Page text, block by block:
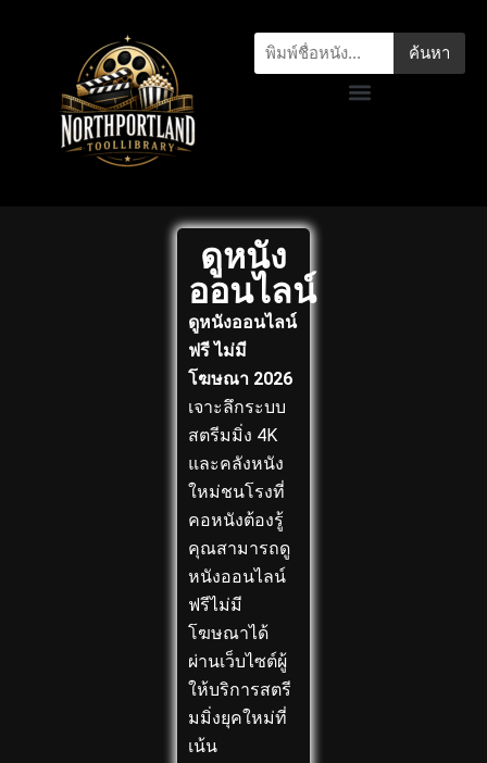
ค้นหา
ดูหนัง
ออนไลน์
ดูหนังออนไลน์
ฟรี ไม่มี
โฆษณา 2026
เจาะลึกระบบ
สตรีมมิ่ง 4K
และคลังหนัง
ใหม่ชนโรงที่
คอหนังต้องรู้
คุณสามารถดู
หนังออนไลน์
ฟรีไม่มี
โฆษณาได้
ผ่านเว็บไซต์ผู้
ให้บริการสตรี
มมิ่งยุคใหม่ที่
เน้น